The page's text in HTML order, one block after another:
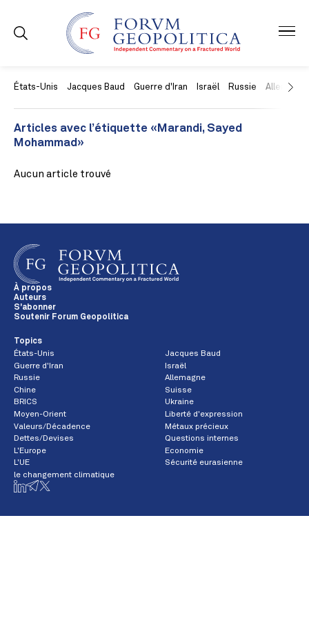
États-Unis Jacques Baud Guerre d'Iran Israël Russie Allemagne
Articles avec l’étiquette «Marandi, Sayed
Mohammad»
Aucun article trouvé
À propos
Auteurs
S'abonner
Soutenir Forum Geopolitica
Topics
États-Unis
Jacques Baud
Guerre d'Iran
Israël
Russie
Allemagne
Chine
Suisse
BRICS
Ukraine
Moyen-Orient
Liberté d'expression
Valeurs/Décadence
Métaux précieux
Dettes/Devises
Questions internes
L'Europe
Economie
L'UE
Sécurité eurasienne
le changement climatique